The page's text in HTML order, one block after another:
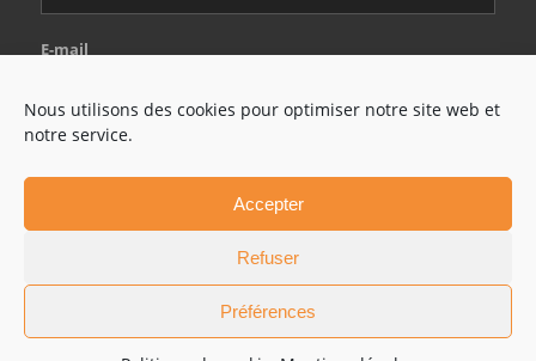
Nous utilisons des cookies pour optimiser notre site web et
notre service.
Accepter
Refuser
Préférences
E-mail
J'accepte les conditions générales